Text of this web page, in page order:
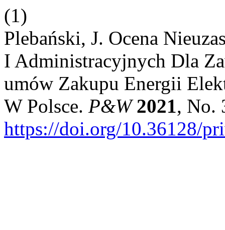
(1)
Plebański, J. Ocena
I Administracyjnych Dla
umów Zakupu Energii
W Polsce. P&W 2021, No.
https://doi.org/10.36128/